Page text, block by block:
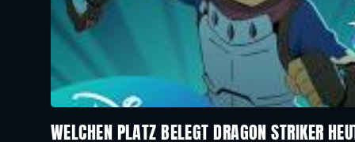
WELCHEN PLATZ BELEGT DRAGON STRIKER